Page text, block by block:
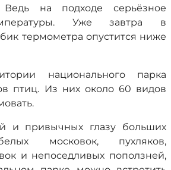
на подходе серьёзное
Уже завтра в
термометра опустится ниже
национального парка
птиц. Из них около 60 видов
и привычных глазу больших
московок, пухляков,
и непоседливых поползней,